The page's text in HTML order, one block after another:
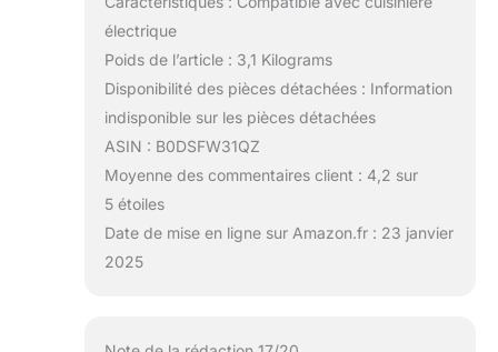
électrique
Poids de l’article : 3,1 Kilograms
Disponibilité des pièces détachées : Information
indisponible sur les pièces détachées
ASIN : B0DSFW31QZ
Moyenne des commentaires client : 4,2 sur
5 étoiles
Date de mise en ligne sur Amazon.fr : 23 janvier
2025